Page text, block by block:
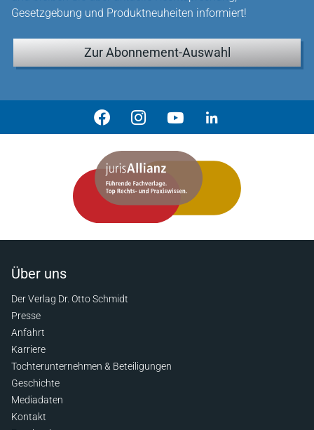
Gesetzgebung und Produktneuheiten informiert!
Zur Abonnement-Auswahl
Über uns
Der Verlag Dr. Otto Schmidt
Presse
Anfahrt
Karriere
Tochterunternehmen & Beteiligungen
Geschichte
Mediadaten
Kontakt